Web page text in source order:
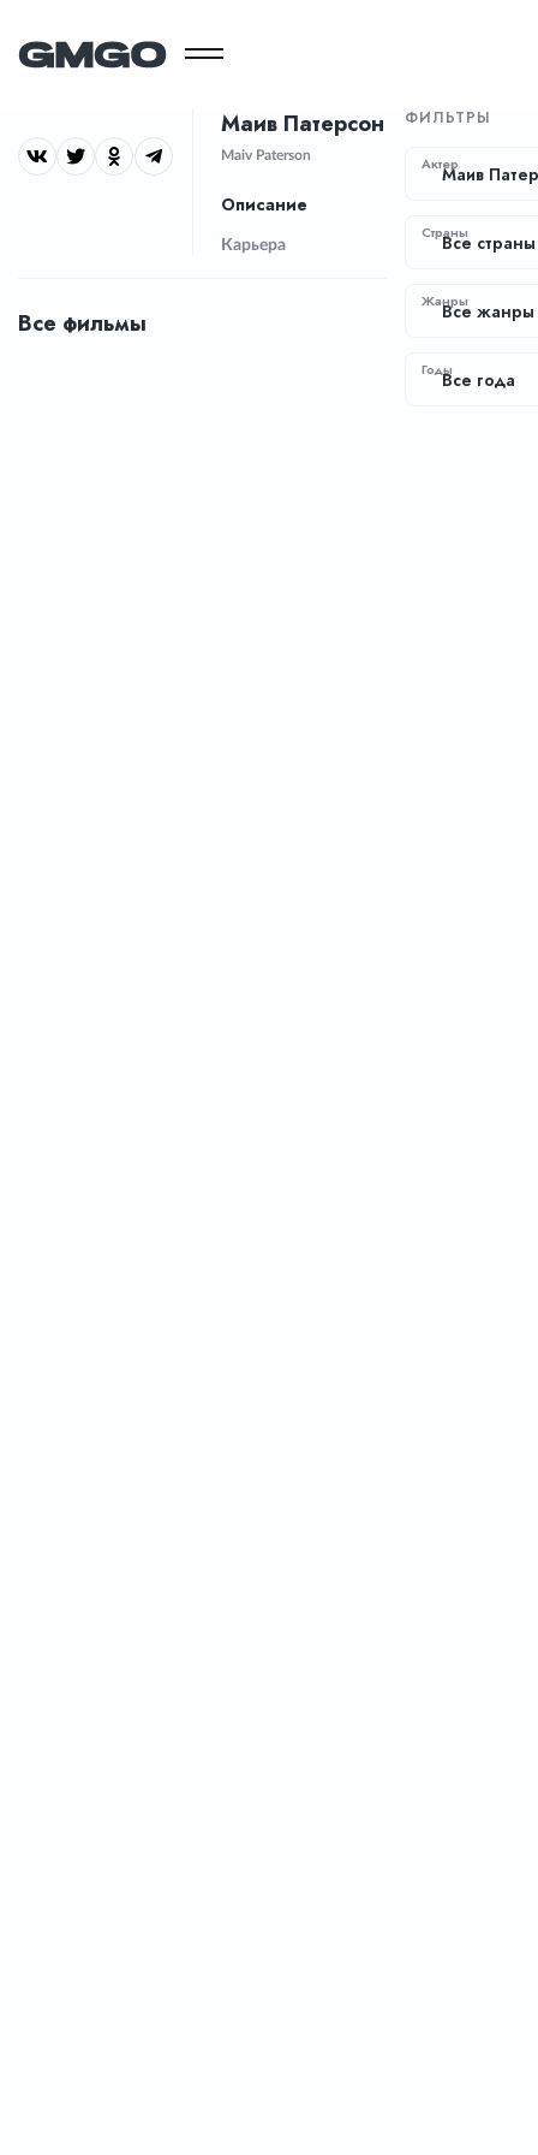
Маив Патерсон
Maiv Paterson
Описание
Карьера
Все фильмы
ФИЛЬТРЫ
АктерМаив
СтраныВсе страны
ЖанрыВсе жанры
ГодыВсе года